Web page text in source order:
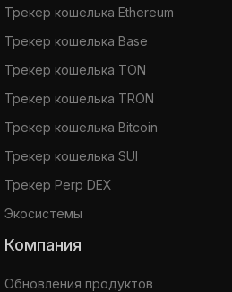
Трекер кошелька Ethereum
Трекер кошелька Base
Трекер кошелька TON
Трекер кошелька TRON
Трекер кошелька Bitcoin
Трекер кошелька SUI
Трекер Perp DEX
Экосистемы
Компания
Обновления продуктов